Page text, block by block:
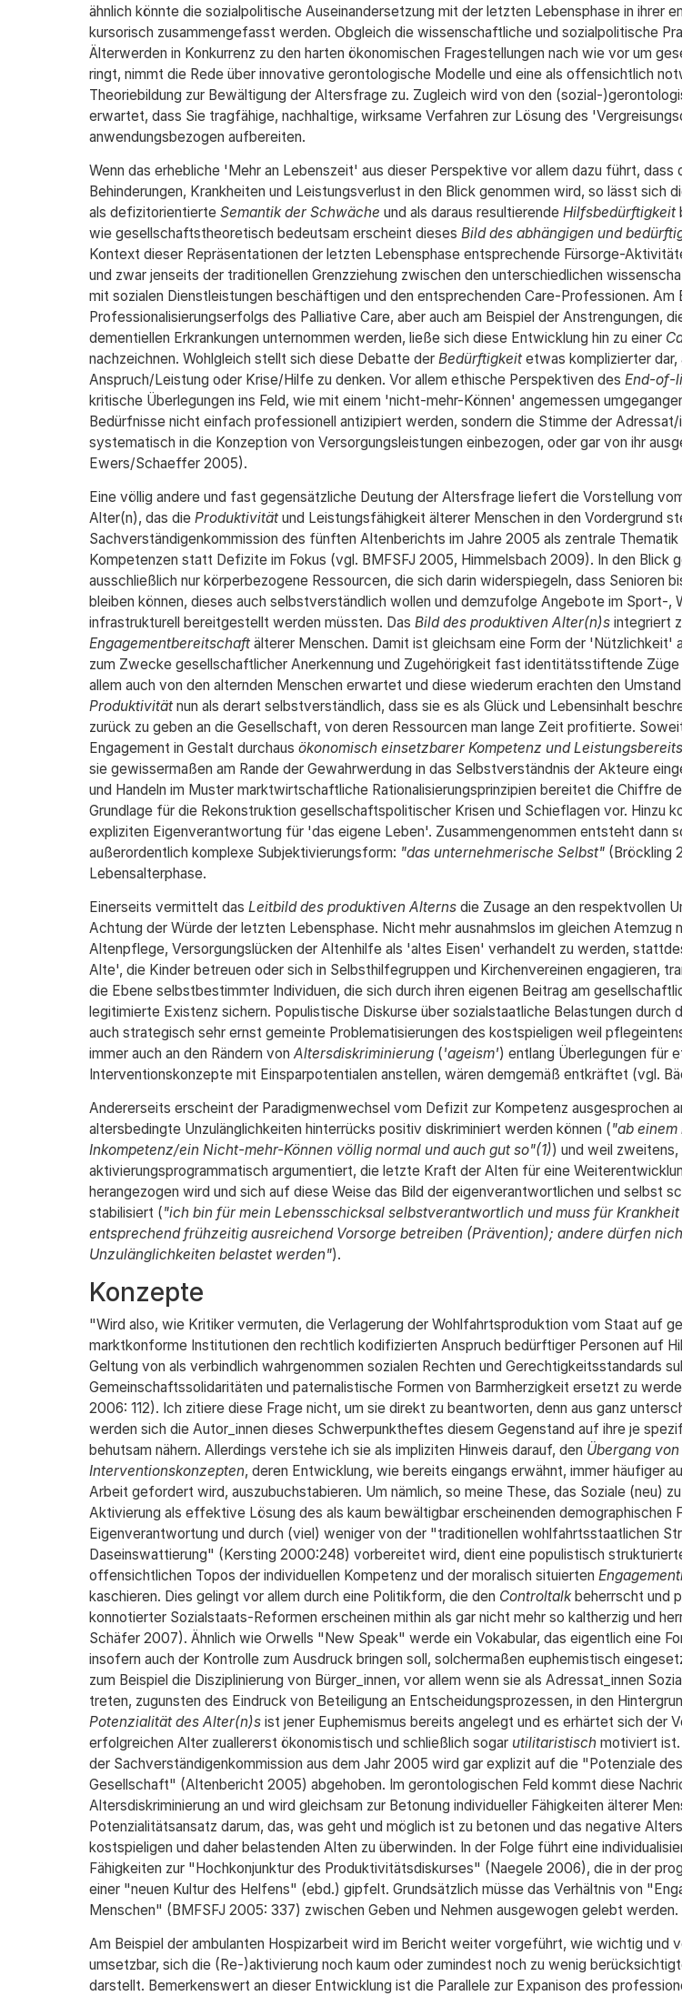
ähnlich könnte die sozialpolitische Auseinandersetzung mit der letzten Lebensphase in ihrer
kursorisch zusammengefasst werden. Obgleich die wissenschaftliche und sozialpolitische
Älterwerden in Konkurrenz zu den harten ökonomischen Fragestellungen nach wie vor um
ringt, nimmt die Rede über innovative gerontologische Modelle und eine als offensichtlich
Theoriebildung zur Bewältigung der Altersfrage zu. Zugleich wird von den (sozial-
erwartet, dass Sie tragfähige, nachhaltige, wirksame Verfahren zur Lösung des
anwendungsbezogen aufbereiten.
Wenn das erhebliche 'Mehr an Lebenszeit' aus dieser Perspektive vor allem dazu führt, dass
Behinderungen, Krankheiten und Leistungsverlust in den Blick genommen wird, so lässt sich
als defizitorientierte Semantik der Schwäche und als daraus resultierende Hilfsbedürftigkeit
wie gesellschaftstheoretisch bedeutsam erscheint dieses Bild des abhängigen und
Kontext dieser Repräsentationen der letzten Lebensphase entsprechende Fürsorge-
und zwar jenseits der traditionellen Grenzziehung zwischen den unterschiedlichen
mit sozialen Dienstleistungen beschäftigen und den entsprechenden Care-Professionen. Am
Professionalisierungserfolgs des Palliative Care, aber auch am Beispiel der Anstrengungen,
dementiellen Erkrankungen unternommen werden, ließe sich diese Entwicklung hin zu einer
nachzeichnen. Wohlgleich stellt sich diese Debatte der Bedürftigkeitetwas komplizierter dar,
Anspruch/Leistung oder Krise/Hilfe zu denken. Vor allem ethische Perspektiven des End-of-
kritische Überlegungen ins Feld, wie mit einem 'nicht-mehr-Können' angemessen
Bedürfnisse nicht einfach professionell antizipiert werden, sondern die Stimme der
systematisch in die Konzeption von Versorgungsleistungen einbezogen, oder gar von ihr
Ewers/Schaeffer 2005).
Eine völlig andere und fast gegensätzliche Deutung der Altersfrage liefert die Vorstellung
Alter(n), das die Produktivitätund Leistungsfähigkeit älterer Menschen in den Vordergrund
Sachverständigenkommission des fünften Altenberichts im Jahre 2005 als zentrale
Kompetenzen statt Defizite im Fokus (vgl. BMFSFJ 2005, Himmelsbach 2009). In den Blick
ausschließlich nur körperbezogene Ressourcen, die sich darin widerspiegeln, dass Senioren
bleiben können, dieses auch selbstverständlich wollen und demzufolge Angebote im Sport-,
infrastrukturell bereitgestellt werden müssten. Das Bild des produktiven Alter(n)sintegriert
Engagementbereitschaftälterer Menschen. Damit ist gleichsam eine Form der 'Nützlichkeit'
zum Zwecke gesellschaftlicher Anerkennung und Zugehörigkeit fast identitätsstiftende Züge
allem auch von den alternden Menschen erwartet und diese wiederum erachten den
Produktivitätnun als derart selbstverständlich, dass sie es als Glück und Lebensinhalt
zurück zu geben an die Gesellschaft, von deren Ressourcen man lange Zeit profitierte.
Engagement in Gestalt durchaus ökonomisch einsetzbarer Kompetenz und
sie gewissermaßen am Rande der Gewahrwerdung in das Selbstverständnis der Akteure
und Handeln im Muster marktwirtschaftliche Rationalisierungsprinzipien bereitet die Chiffre
Grundlage für die Rekonstruktion gesellschaftspolitischer Krisen und Schieflagen vor. Hinzu
expliziten Eigenverantwortung für 'das eigene Leben'. Zusammengenommen entsteht dann
außerordentlich komplexe Subjektivierungsform: "das unternehmerische Selbst"(Bröckling
Lebensalterphase.
Einerseits vermittelt das Leitbild des produktiven Alternsdie Zusage an den respektvollen
Achtung der Würde der letzten Lebensphase. Nicht mehr ausnahmslos im gleichen Atemzug
Altenpflege, Versorgungslücken der Altenhilfe als 'altes Eisen' verhandelt zu werden,
Alte', die Kinder betreuen oder sich in Selbsthilfegruppen und Kirchenvereinen engagieren,
die Ebene selbstbestimmter Individuen, die sich durch ihren eigenen Beitrag am
legitimierte Existenz sichern. Populistische Diskurse über sozialstaatliche Belastungen durch
auch strategisch sehr ernst gemeinte Problematisierungen des kostspieligen weil
immer auch an den Rändern von Altersdiskriminierung('ageism') entlang Überlegungen für
Interventionskonzepte mit Einsparpotentialen anstellen, wären demgemäß entkräftet (vgl.
Andererseits erscheint der Paradigmenwechsel vom Defizit zur Kompetenz ausgesprochen
altersbedingte Unzulänglichkeiten hinterrücks positiv diskriminiert werden können ("ab
Inkompetenz/ein Nicht-mehr-Können völlig normal und auch gut so"(1)) und weil zweitens,
aktivierungsprogrammatisch argumentiert, die letzte Kraft der Alten für eine
herangezogen wird und sich auf diese Weise das Bild der eigenverantwortlichen und selbst
stabilisiert ("ich bin für mein Lebensschicksal selbstverantwortlich und muss für Krankheit
entsprechend frühzeitig ausreichend Vorsorge betreiben (Prävention); andere dürfen
Unzulänglichkeiten belastet werden").
Konzepte
"Wird also, wie Kritiker vermuten, die Verlagerung der Wohlfahrtsproduktion vom Staat auf
marktkonforme Institutionen den rechtlich kodifizierten Anspruch bedürftiger Personen auf
Geltung von als verbindlich wahrgenommen sozialen Rechten und Gerechtigkeitsstandards
Gemeinschaftssolidaritäten und paternalistische Formen von Barmherzigkeit ersetzt zu
2006: 112). Ich zitiere diese Frage nicht, um sie direkt zu beantworten, denn aus ganz
werden sich die Autor_innen dieses Schwerpunktheftes diesem Gegenstand auf ihre je
behutsam nähern. Allerdings verstehe ich sie als impliziten Hinweis darauf, den Übergang
Interventionskonzepten, deren Entwicklung, wie bereits eingangs erwähnt, immer häufiger
Arbeit gefordert wird, auszubuchstabieren. Um nämlich, so meine These, das Soziale (neu)
Aktivierung als effektive Lösung des als kaum bewältigbar erscheinenden demographischen
Eigenverantwortung und durch (viel) weniger von der "traditionellen wohlfahrtsstaatlichen
Daseinswattierung" (Kersting 2000:248) vorbereitet wird, dient eine populistisch
offensichtlichen Topos der individuellen Kompetenz und der moralisch situierten
kaschieren. Dies gelingt vor allem durch eine Politikform, die den Controltalkbeherrscht und
konnotierter Sozialstaats-Reformen erscheinen mithin als gar nicht mehr so kaltherzig und
Schäfer 2007). Ähnlich wie Orwells "New Speak" werde ein Vokabular, das eigentlich eine
insofern auch der Kontrolle zum Ausdruck bringen soll, solchermaßen euphemistisch
zum Beispiel die Disziplinierung von Bürger_innen, vor allem wenn sie als Adressat_innen
treten, zugunsten des Eindruck von Beteiligung an Entscheidungsprozessen, in den
Potenzialität des Alter(n)sist jener Euphemismus bereits angelegt und es erhärtet sich der
erfolgreichen Alter zuallererst ökonomistisch und schließlich sogar utilitaristisch motiviert
der Sachverständigenkommission aus dem Jahr 2005 wird gar explizit auf die "Potenziale
Gesellschaft" (Altenbericht 2005) abgehoben. Im gerontologischen Feld kommt diese
Altersdiskriminierung an und wird gleichsam zur Betonung individueller Fähigkeiten älterer
Potenzialitätsansatz darum, das, was geht und möglich ist zu betonen und das negative
kostspieligen und daher belastenden Alten zu überwinden. In der Folge führt eine
Fähigkeiten zur "Hochkonjunktur des Produktivitätsdiskurses" (Naegele 2006), die in der
einer "neuen Kultur des Helfens" (ebd.) gipfelt. Grundsätzlich müsse das Verhältnis von
Menschen" (BMFSFJ 2005: 337) zwischen Geben und Nehmen ausgewogen gelebt werden.
Am Beispiel der ambulanten Hospizarbeit wird im Bericht weiter vorgeführt, wie wichtig und
umsetzbar, sich die (Re-)aktivierung noch kaum oder zumindest noch zu wenig
darstellt. Bemerkenswert an dieser Entwicklung ist die Parallele zur Expanison des